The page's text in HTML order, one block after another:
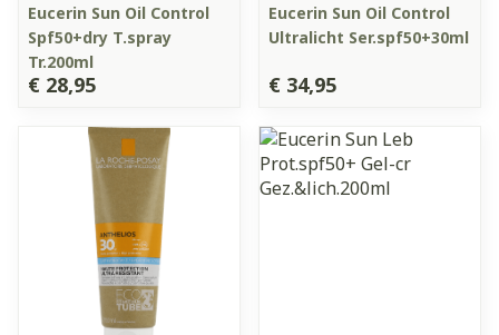
Eucerin Sun Oil Control
Spf50+dry T.spray
Tr.200ml
€ 28,95
Eucerin Sun Oil Control
Ultralicht Ser.spf50+30ml
€ 34,95